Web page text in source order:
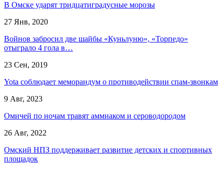
В Омске ударят тридцатиградусные морозы
27 Янв, 2020
Войнов забросил две шайбы «Куньлуню», «Торпедо»
отыграло 4 гола в…
23 Сен, 2019
Yota соблюдает меморандум о противодействии спам-звонкам
9 Авг, 2023
Омичей по ночам травят аммиаком и сероводородом
26 Авг, 2022
Омский НПЗ поддерживает развитие детских и спортивных
площадок